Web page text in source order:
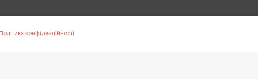
Політика конфіденційності